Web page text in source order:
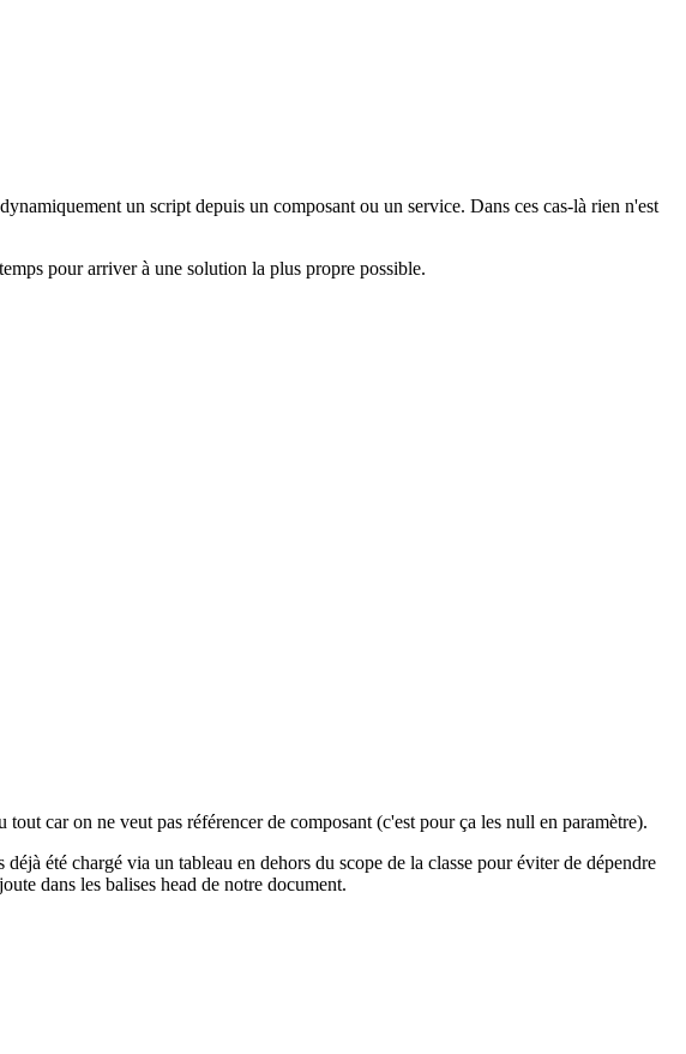
un script depuis un composant ou un service. Dans ces cas-là rien n'est
pour arriver à une solution la plus propre possible.
car on ne veut pas référencer de composant (c'est pour ça les null en paramètre).
été chargé via un tableau en dehors du scope de la classe pour éviter de dépendre
dans les balises head de notre document.